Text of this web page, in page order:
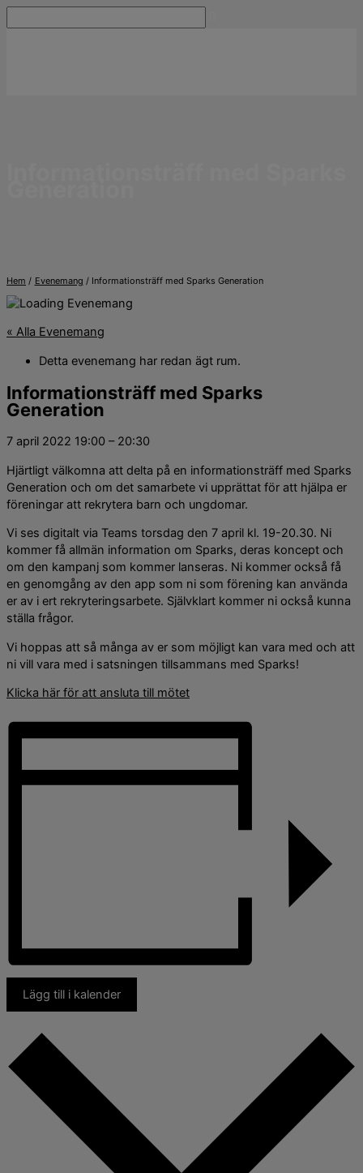
till
Hem Evenemang Informationsträff med Sparks Generation
« Alla Evenemang
Detta evenemang har redan ägt rum.
Informationsträff med Sparks
Generation
7 april 2022 19:00 – 20:30
Hjärtligt välkomna att delta på en informationsträff med Sparks
Generation och om det samarbete vi upprättat för att hjälpa er
föreningar att rekrytera barn och ungdomar.
Vi ses digitalt via Teams torsdag den 7 april kl. 19-20.30. Ni
kommer få allmän information om Sparks, deras koncept och
om den kampanj som kommer lanseras. Ni kommer också få
en genomgång av den app som ni som förening kan använda
er av i ert rekryteringsarbete. Självklart kommer ni också kunna
ställa frågor.
Vi hoppas att så många av er som möjligt kan vara med och att
ni vill vara med i satsningen tillsammans med Sparks!
Klicka här för att ansluta till mötet
Lägg till i kalender